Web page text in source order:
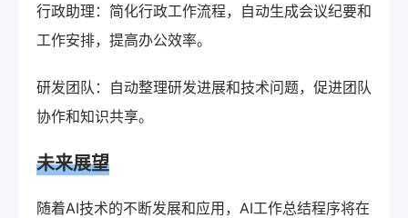
行政助理：简化行政工作流程，自动生成会议纪要和
工作安排，提高办公效率。
研发团队：自动整理研发进展和技术问题，促进团队
协作和知识共享。
未来展望
随着AI技术的不断发展和应用，AI工作总结程序将在